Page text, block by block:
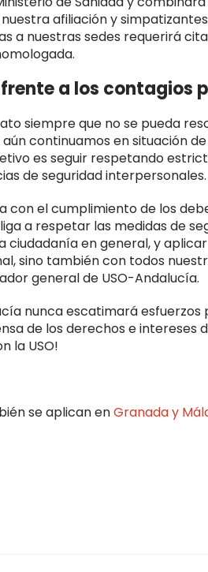
afiliación y
a nuestras sedes requerirá
a los contagios
siempre que no se pueda
continuamos en situación
es seguir respetando
de seguridad interpersonales.
con el cumplimiento de los
a respetar las medidas de
ciudadanía en general, y
sino también con todos
general de USO-Andalucía.
nunca escatimará
de los derechos e intereses
la USO!
se aplican enGranada y